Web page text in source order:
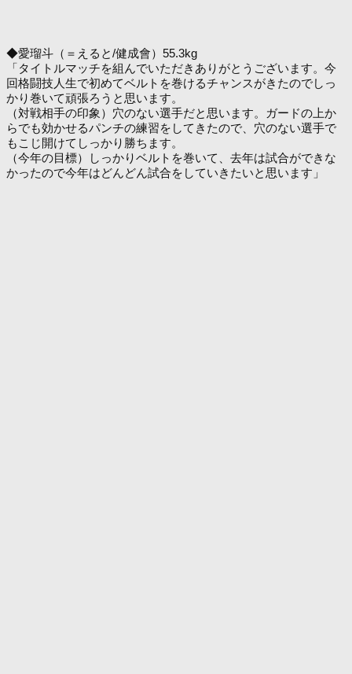
◆愛瑠斗（＝えると/健成會）55.3kg
「タイトルマッチを組んでいただきありがとうございます。今
回格闘技人生で初めてベルトを巻けるチャンスがきたのでしっ
かり巻いて頑張ろうと思います。
（対戦相手の印象）穴のない選手だと思います。ガードの上か
らでも効かせるパンチの練習をしてきたので、穴のない選手で
もこじ開けてしっかり勝ちます。
（今年の目標）しっかりベルトを巻いて、去年は試合ができな
かったので今年はどんどん試合をしていきたいと思います」